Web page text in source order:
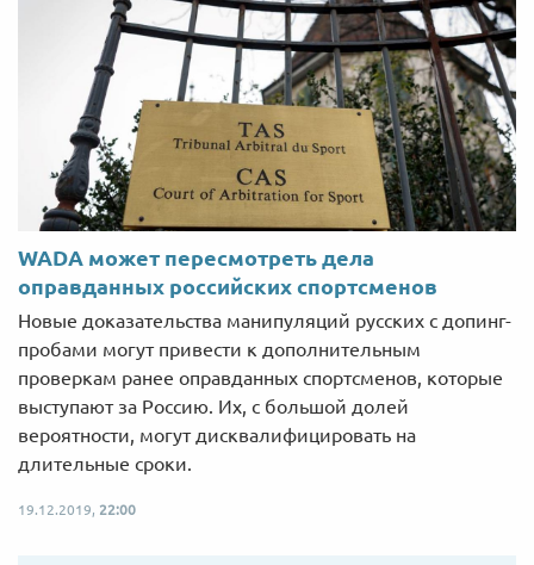
WADA может пересмотреть дела
оправданных российских спортсменов
Новые доказательства манипуляций русских с допинг-
пробами могут привести к дополнительным
проверкам ранее оправданных спортсменов, которые
выступают за Россию. Их, с большой долей
вероятности, могут дисквалифицировать на
длительные сроки.
19.12.2019, 22:00